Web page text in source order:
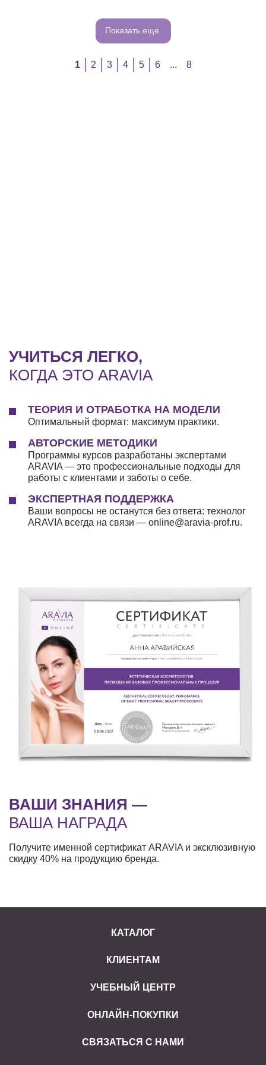
Показать еще
1 2 3 4 5 6 ... 8
УЧИТЬСЯ ЛЕГКО,
КОГДА ЭТО ARAVIA
ТЕОРИЯ И ОТРАБОТКА НА МОДЕЛИ
Оптимальный формат: максимум практики.
АВТОРСКИЕ МЕТОДИКИ
Программы курсов разработаны экспертами
ARAVIA — это профессиональные подходы для
работы с клиентами и заботы о себе.
ЭКСПЕРТНАЯ ПОДДЕРЖКА
Ваши вопросы не останутся без ответа: технолог
ARAVIA всегда на связи — online@aravia-prof.ru.
ВАШИ ЗНАНИЯ —
ВАША НАГРАДА
Получите именной сертификат ARAVIA и эксклюзивную
скидку 40% на продукцию бренда.
КАТАЛОГ
КЛИЕНТАМ
УЧЕБНЫЙ ЦЕНТР
ОНЛАЙН-ПОКУПКИ
СВЯЗАТЬСЯ С НАМИ